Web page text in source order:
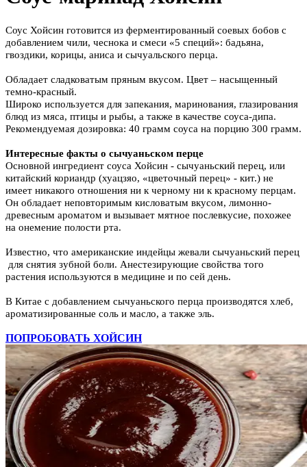
Соус Хойсин готовится из ферментированный соевых бобов с
добавлением чили, чеснока и смеси «5 специй»: бадьяна,
гвоздики, корицы, аниса и сычуальского перца.
Обладает сладковатым пряным вкусом. Цвет – насыщенный
темно-красный.
Широко используется для запекания, маринования, глазирования
блюд из мяса, птицы и рыбы, а также в качестве соуса-дипа.
Рекомендуемая дозировка: 40 грамм соуса на порцию 300 грамм.
Интересные факты о сычуаньском перце
Основной ингредиент соуса Хойсин - сычуаньский перец, или
китайский кориандр (хуацзяо, «цветочный перец» - кит.) не
имеет никакого отношения ни к черному ни к красному перцам.
Он обладает неповторимым кисловатым вкусом, лимонно-
древесным ароматом и вызывает мятное послевкусие, похожее
на онемение полости рта.
Известно, что американские индейцы жевали сычуаньский перец
для снятия зубной боли. Анестезирующие свойства того
растения используются в медицине и по сей день.
В Китае с добавлением сычуаньского перца производятся хлеб,
ароматизированные соль и масло, а также эль.
ПОПРОБОВАТЬ ХОЙСИН